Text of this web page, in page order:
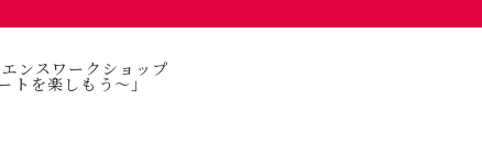
ンスワークショップ
トを楽しもう～」